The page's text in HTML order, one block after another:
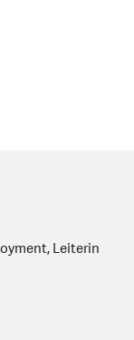
Leiterin